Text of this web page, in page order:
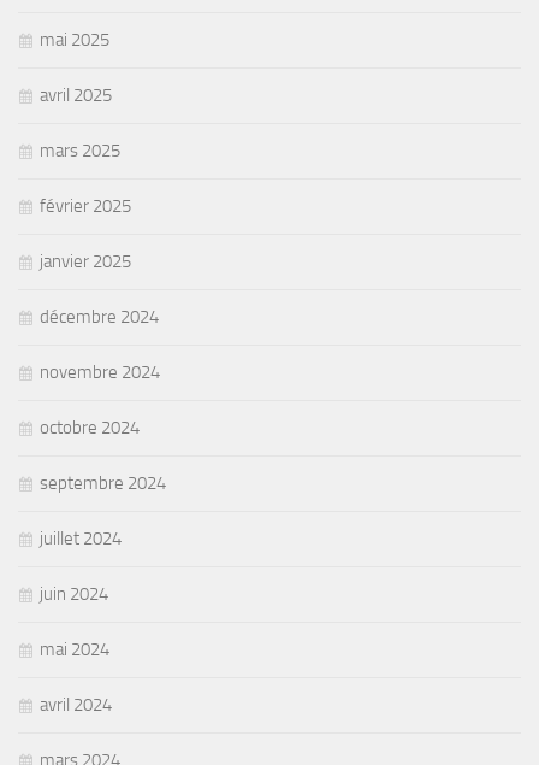
mai 2025
avril 2025
mars 2025
février 2025
janvier 2025
décembre 2024
novembre 2024
octobre 2024
septembre 2024
juillet 2024
juin 2024
mai 2024
avril 2024
mars 2024